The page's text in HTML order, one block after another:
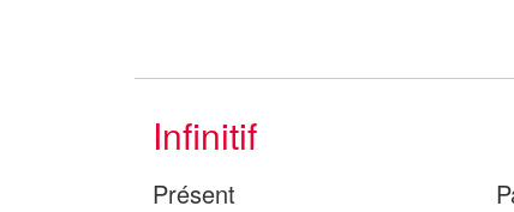
Infinitif
Présent